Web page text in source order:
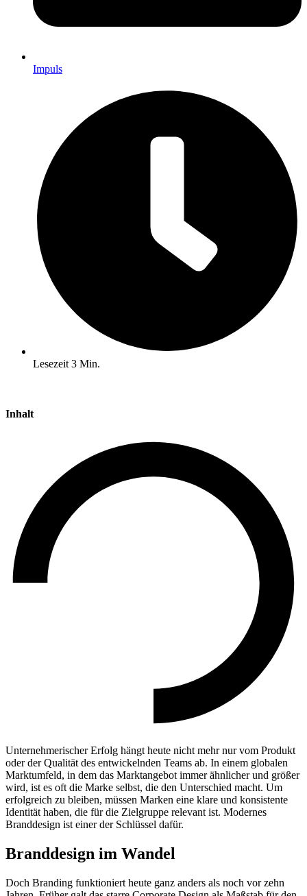
Impuls
Lesezeit 3 Min.
Inhalt
Unternehmerischer Erfolg hängt heute nicht mehr nur vom Produkt
oder der Qualität des entwickelnden Teams ab. In einem globalen
Marktumfeld, in dem das Marktangebot immer ähnlicher und größer
wird, ist es oft die Marke selbst, die den Unterschied macht. Um
erfolgreich zu bleiben, müssen Marken eine klare und konsistente
Identität haben, die für die Zielgruppe relevant ist. Modernes
Branddesign ist einer der Schlüssel dafür.
Branddesign im Wandel
Doch Branding funktioniert heute ganz anders als noch vor zehn